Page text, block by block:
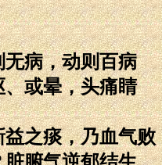
病，动则百病
或晕，头痛睛
之痰，乃血气败